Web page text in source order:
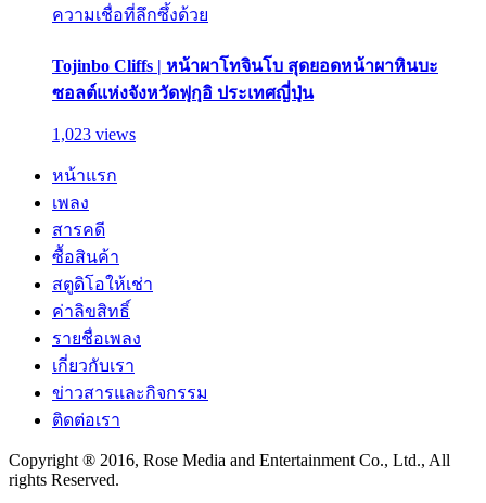
ความเชื่อที่ลึกซึ้งด้วย
Tojinbo Cliffs | หน้าผาโทจินโบ สุดยอดหน้าผาหินบะ
ซอลต์แห่งจังหวัดฟุกุอิ ประเทศญี่ปุ่น
1,023 views
หน้าแรก
เพลง
สารคดี
ซื้อสินค้า
สตูดิโอให้เช่า
ค่าลิขสิทธิ์
รายชื่อเพลง
เกี่ยวกับเรา
ข่าวสารและกิจกรรม
ติดต่อเรา
Copyright ® 2016, Rose Media and Entertainment Co., Ltd., All
rights Reserved.